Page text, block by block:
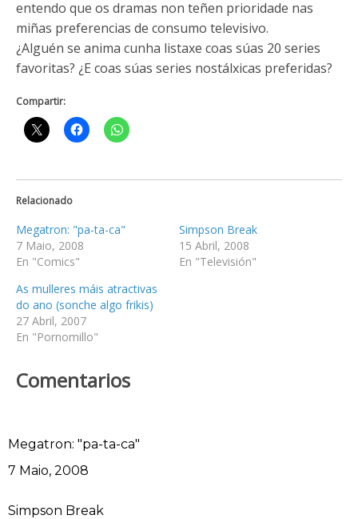
entendo que os dramas non teñen prioridade nas
miñas preferencias de consumo televisivo.
¿Alguén se anima cunha listaxe coas súas 20 series
favoritas? ¿E coas súas series nostálxicas preferidas?
Compartir:
Relacionado
Megatron: "pa-ta-ca"
7 Maio, 2008
En "Comics"
Simpson Break
15 Abril, 2008
En "Televisión"
As mulleres máis atractivas
do ano (sonche algo frikis)
27 Abril, 2007
En "Pornomillo"
Comentarios
Megatron: "pa-ta-ca"
Data
7 Maio, 2008
Simpson Break